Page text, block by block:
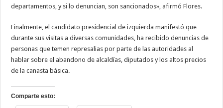
departamentos, y si lo denuncian, son sancionados», afirmó Flores.
Finalmente, el candidato presidencial de izquierda manifestó que
durante sus visitas a diversas comunidades, ha recibido denuncias de
personas que temen represalias por parte de las autoridades al
hablar sobre el abandono de alcaldías, diputados y los altos precios
de la canasta básica.
Comparte esto: